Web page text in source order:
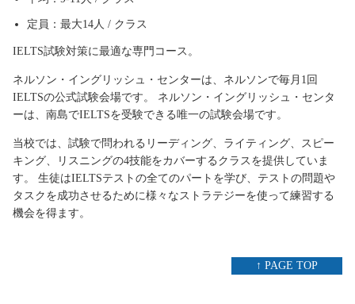
定員：最大14人 / クラス
IELTS試験対策に最適な専門コース。
ネルソン・イングリッシュ・センターは、ネルソンで毎月1回
IELTSの公式試験会場です。 ネルソン・イングリッシュ・センタ
ーは、南島でIELTSを受験できる唯一の試験会場です。
当校では、試験で問われるリーディング、ライティング、スピー
キング、リスニングの4技能をカバーするクラスを提供していま
す。 生徒はIELTSテストの全てのパートを学び、テストの問題や
タスクを成功させるために様々なストラテジーを使って練習する
機会を得ます。
↑ PAGE TOP